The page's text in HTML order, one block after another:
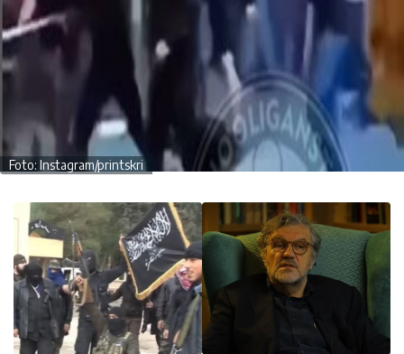
Foto: Instagram/printskri